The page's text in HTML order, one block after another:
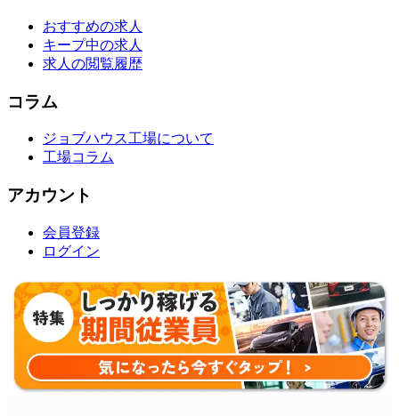
おすすめの求人
キープ中の求人
求人の閲覧履歴
コラム
ジョブハウス工場について
工場コラム
アカウント
会員登録
ログイン